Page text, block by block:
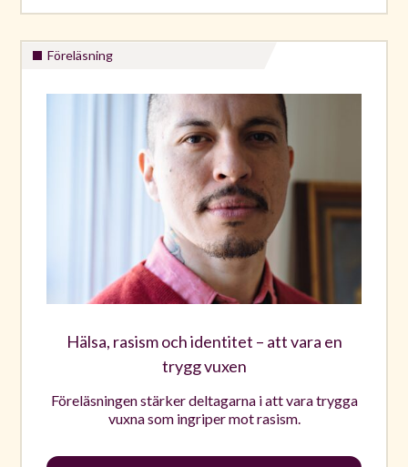
Föreläsning
Hälsa, rasism och identitet – att vara en
trygg vuxen
Föreläsningen stärker deltagarna i att vara trygga
vuxna som ingriper mot rasism.